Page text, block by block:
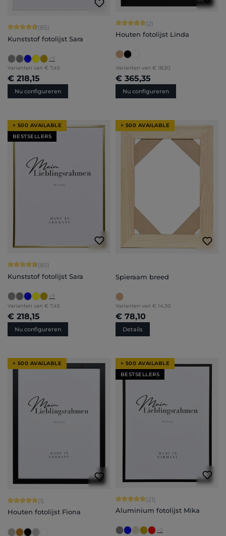
Gemiddelde waardering van 4.71 van 5 sterren
(85)
Kunststof fotolijst Sara
+7
Varianten van € 7,45
€ 218,15
Nu configureren
Gemiddelde waardering van 5 van 5
(2)
Houten fotolijst Linda
Varianten van € 18,30
€ 365,35
Nu configureren
> 500 AVAILABLE
BESTSELLERS
Gemiddelde waardering van 4.71 van 5 sterren
(85)
Kunststof fotolijst Sara
+7
Varianten van € 7,45
€ 218,15
Nu configureren
> 500 AVAILABLE
Spieraam breed
Varianten van € 14,30
€ 78,10
Details
> 500 AVAILABLE
Gemiddelde waardering van 5 van 5 sterren
(1)
Houten fotolijst Fiona
> 500 AVAILABLE
BESTSELLERS
Gemiddelde waardering van 5 van 5
(21)
Aluminium fotolijst Mika
+2